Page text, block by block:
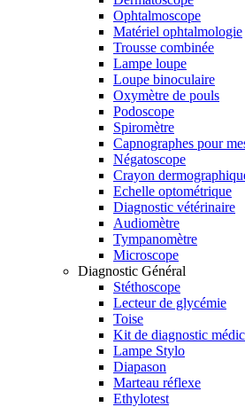
Ophtalmoscope
Matériel ophtalmologie
Trousse combinée
Lampe loupe
Loupe binoculaire
Oxymètre de pouls
Podoscope
Spiromètre
Capnographes pour
Négatoscope
Crayon
Echelle optométrique
Diagnostic vétérinaire
Audiomètre
Tympanomètre
Microscope
Diagnostic Général
Stéthoscope
Lecteur de glycémie
Toise
Kit de diagnostic
Lampe Stylo
Diapason
Marteau réflexe
Ethylotest